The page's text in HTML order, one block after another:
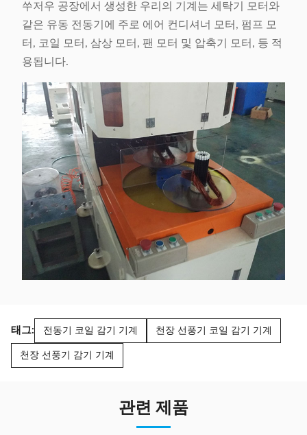
쑤저우 공장에서 생성한 우리의 기계는 세탁기 모터와
같은 유동 전동기에 주로 에어 컨디셔너 모터, 펌프 모
터, 코일 모터, 삼상 모터, 팬 모터 및 압축기 모터, 등 적
용됩니다.
태그: 전동기 코일 감기 기계 천장 선풍기 코일 감기 기계
천장 선풍기 감기 기계
관련 제품